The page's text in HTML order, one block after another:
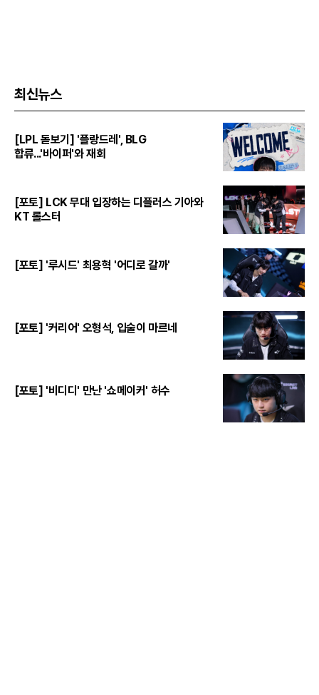
최신뉴스
[LPL 돋보기] '플랑드레', BLG
합류...'바이퍼'와 재회
[포토] LCK 무대 입장하는 디플러스 기아와
KT 롤스터
[포토] '루시드' 최용혁 '어디로 갈까'
[포토] '커리어' 오형석, 입술이 마르네
[포토] '비디디' 만난 '쇼메이커' 허수